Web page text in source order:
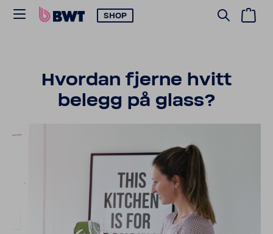
SHOP
Hvordan fjerne hvitt
belegg på glass?